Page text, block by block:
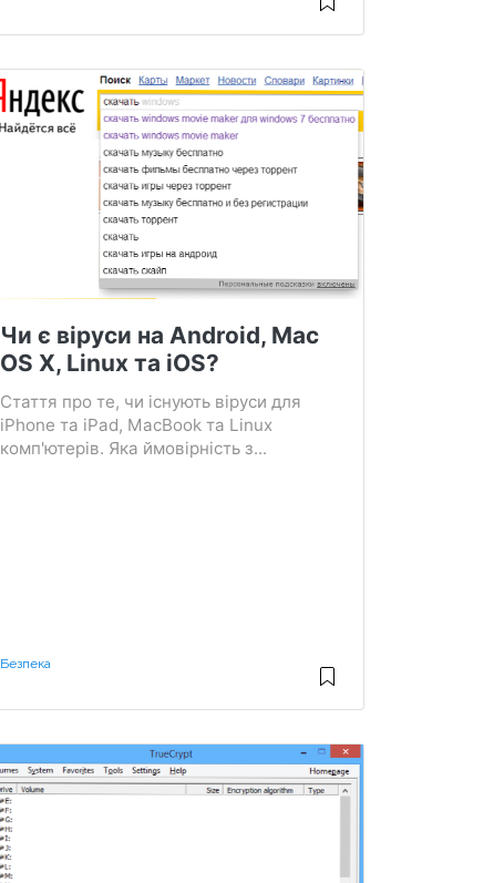
Чи є віруси на Android, Mac
OS X, Linux та iOS?
Стаття про те, чи існують віруси для
iPhone та iPad, MacBook та Linux
комп'ютерів. Яка ймовірність з...
Безпека